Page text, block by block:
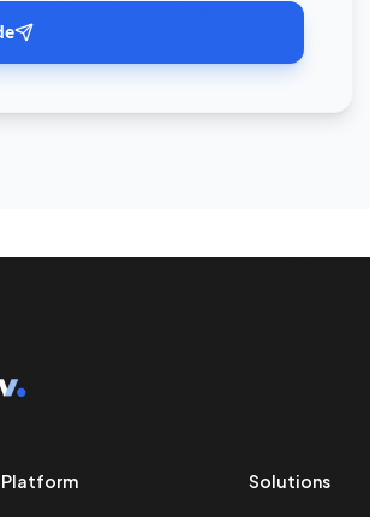
Platform Solutions